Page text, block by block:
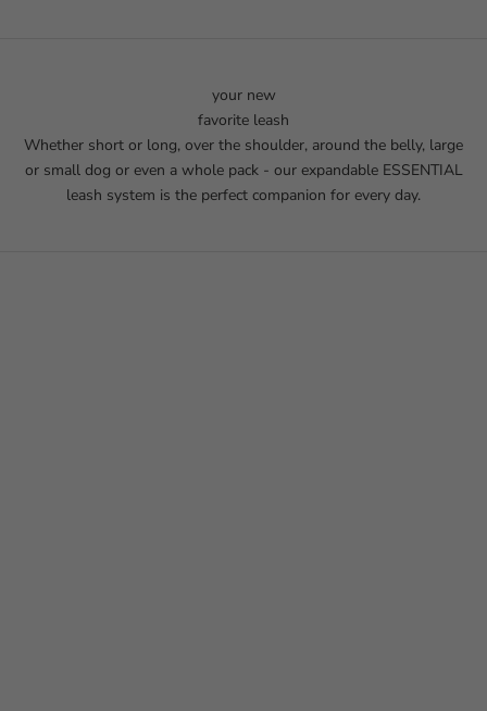
your new
favorite leash
Whether short or long, over the shoulder, around the belly, large
or small dog or even a whole pack - our expandable ESSENTIAL
leash system is the perfect companion for every day.